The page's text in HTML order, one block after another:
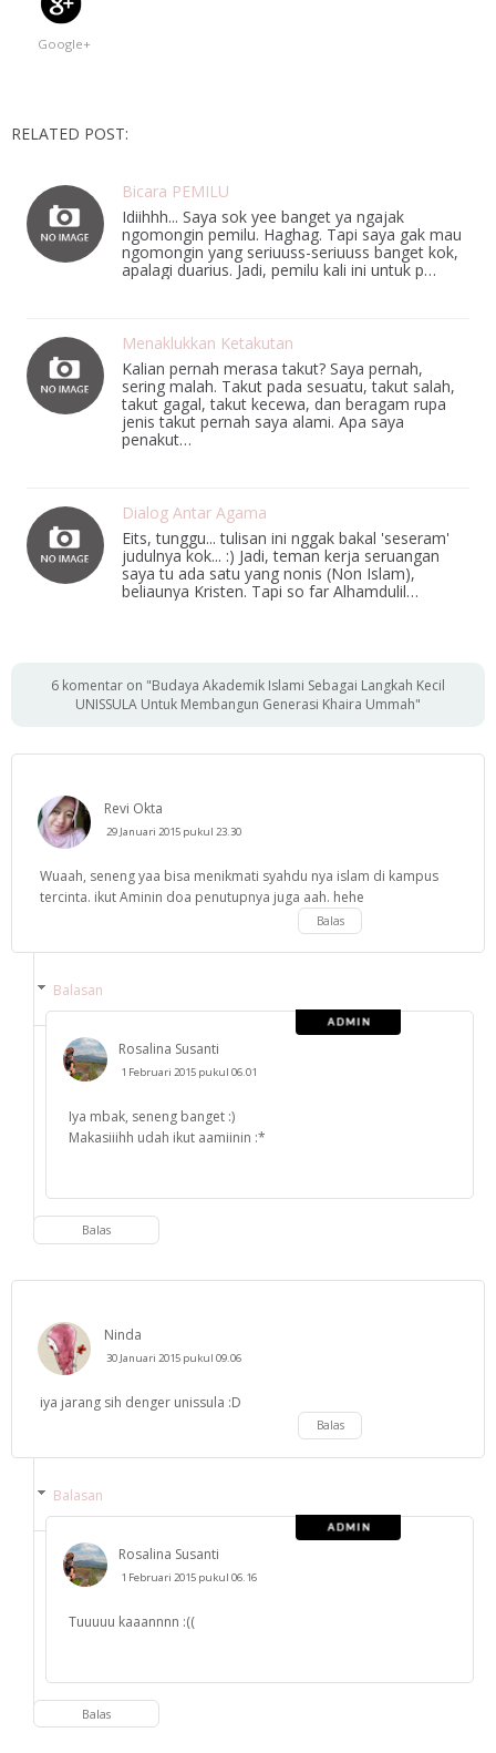
Google+
RELATED POST:
Bicara PEMILU
Idiihhh... Saya sok yee banget ya ngajak
ngomongin pemilu. Haghag. Tapi saya gak mau
ngomongin yang seriuuss-seriuuss banget kok,
apalagi duarius. Jadi, pemilu kali ini untuk p…
Menaklukkan Ketakutan
Kalian pernah merasa takut? Saya pernah,
sering malah. Takut pada sesuatu, takut salah,
takut gagal, takut kecewa, dan beragam rupa
jenis takut pernah saya alami. Apa saya
penakut…
Dialog Antar Agama
Eits, tunggu... tulisan ini nggak bakal 'seseram'
judulnya kok... :) Jadi, teman kerja seruangan
saya tu ada satu yang nonis (Non Islam),
beliaunya Kristen. Tapi so far Alhamdulil…
6 komentar on "Budaya Akademik Islami Sebagai Langkah Kecil
UNISSULA Untuk Membangun Generasi Khaira Ummah"
Revi Okta
29 Januari 2015 pukul 23.30
Wuaah, seneng yaa bisa menikmati syahdu nya islam di kampus
tercinta. ikut Aminin doa penutupnya juga aah. hehe
Balas
Balasan
Rosalina Susanti
1 Februari 2015 pukul 06.01
Iya mbak, seneng banget :)
Makasiiihh udah ikut aamiinin :*
Balas
Ninda
30 Januari 2015 pukul 09.06
iya jarang sih denger unissula :D
Balas
Balasan
Rosalina Susanti
1 Februari 2015 pukul 06.16
Tuuuuu kaaannnn :((
Balas